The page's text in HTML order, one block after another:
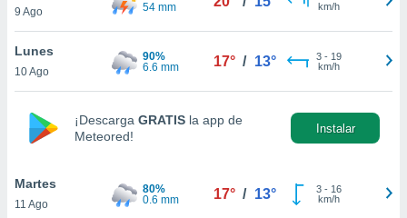
aceptar
de
9 Ago
54 mm
km/h
Lunes
10 Ago
90%
6.6 mm
17° / 13° 3- 19
km/h
¡Descarga GRATIS la app de
Meteored!
Instalar
Martes
11 Ago
80%
0.6 mm
17° / 13° 3- 16
km/h